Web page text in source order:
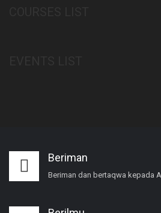
Beriman
Beriman dan bertaqwa kepada